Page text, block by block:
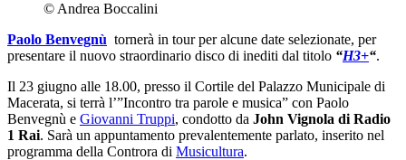
© Andrea Boccalini
Paolo Benvegnù tornerà in tour per alcune date selezionate, per
presentare il nuovo straordinario disco di inediti dal titolo “H3+“.
Il 23 giugno alle 18.00, presso il Cortile del Palazzo Municipale di
Macerata, si terrà l’”Incontro tra parole e musica” con Paolo
Benvegnù e Giovanni Truppi, condotto da John Vignola di Radio
1 Rai. Sarà un appuntamento prevalentemente parlato, inserito nel
programma della Controra di Musicultura.